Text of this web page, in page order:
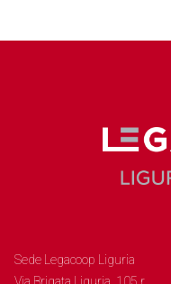
Sede Legacoop Liguria